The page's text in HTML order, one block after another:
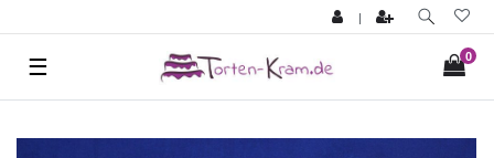
|
0
☰